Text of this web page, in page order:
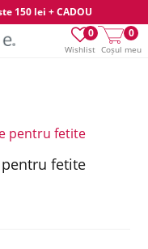
150 lei + CADOU
Wishlist
0
Coșul meu
0
fetite